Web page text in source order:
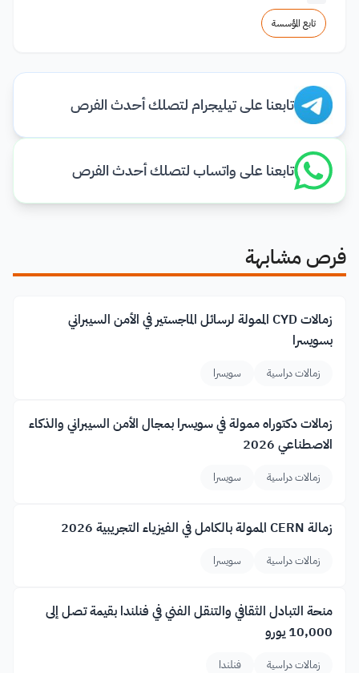
تابع المؤسسة
تابعنا على تيليجرام لتصلك أحدث الفرص
تابعنا على واتساب لتصلك أحدث الفرص
فرص مشابهة
زمالات CYD الممولة لرسائل الماجستير في الأمن السيبراني
بسويسرا
زمالات دراسية سويسرا
زمالات دكتوراه ممولة في سويسرا بمجال الأمن السيبراني والذكاء
الاصطناعي 2026
زمالات دراسية سويسرا
زمالة CERN الممولة بالكامل في الفيزياء التجريبية 2026
زمالات دراسية سويسرا
منحة التبادل الثقافي والتنقل الفني في فنلندا بقيمة تصل إلى
10,000 يورو
زمالات دراسية فنلندا